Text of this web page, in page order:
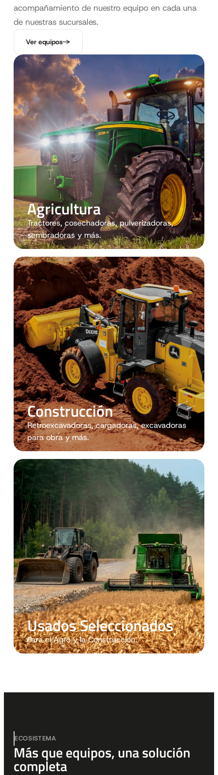
acompañamiento de nuestro equipo en cada una
de nuestras sucursales.
Ver equipos
Agricultura
Tractores, cosechadoras, pulverizadoras,
sembradoras y más.
Construcción
Retroexcavadoras, cargadoras, excavadoras
para obra y más.
Usados Seleccionados
Para el Agro y la Construcción.
ECOSISTEMA
Más que equipos, una solución
completa